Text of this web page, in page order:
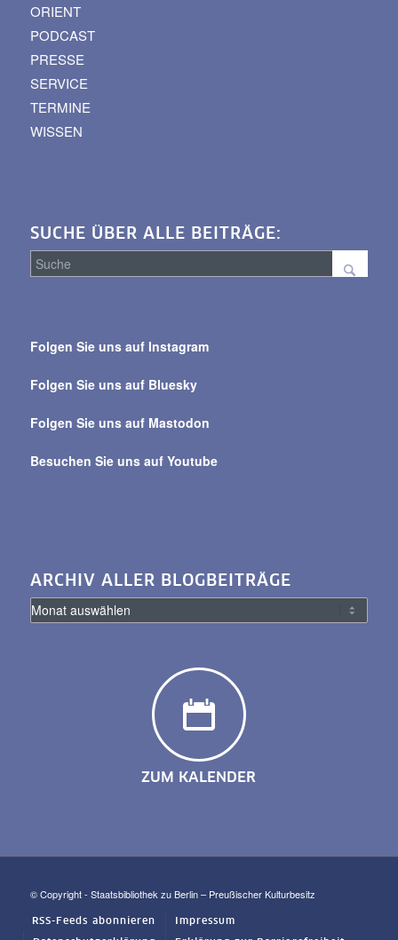
ORIENT
PODCAST
PRESSE
SERVICE
TERMINE
WISSEN
SUCHE ÜBER ALLE BEITRÄGE:
alle
Folgen Sie uns auf Instagram
Folgen Sie uns auf Bluesky
Folgen Sie uns auf Mastodon
Besuchen Sie uns auf Youtube
ARCHIV ALLER BLOGBEITRÄGE
ZUM KALENDER
© Copyright - Staatsbibliothek zu Berlin – Preußischer Kulturbesitz
RSS-Feeds abonnieren Impressum